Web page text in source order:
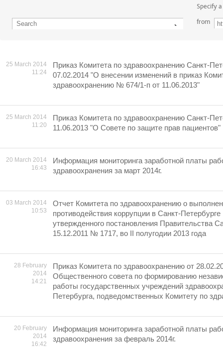
Specify
from
25 March 2014
11:24
Приказ Комитета по здравоохранению Санкт-
07.02.2014 "О внесении изменений в приказ
здравоохранению № 674/1-п от 11.06.2013"
25 March 2014
11:20
Приказ Комитета по здравоохранению Санкт-
11.06.2013 "О Совете по защите прав пациентов"
20 March 2014
16:43
Информация мониторинга заработной платы
здравоохранения за март 2014г.
03 March 2014
10:53
Отчет Комитета по здравоохранению о
противодействия коррупции в Санкт-
утвержденного постановления Правительства
15.12.2011 № 1717, во II полугодии 2013 года
28 February
2014
14:21
Приказ Комитета по здравоохранению от
Общественного совета по формированию
работы государственных учреждений
Петербурга, подведомственных Комитету по
20 February
2014
16:42
Информация мониторинга заработной платы
здравоохранения за февраль 2014г.